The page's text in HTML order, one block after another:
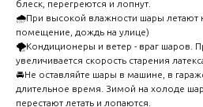
блеск, перегреются и лопнут.
🌧️При высокой влажности шары летают
помещение, дождь на улице)
🌪️Кондиционеры и ветер - враг шаров.
увеличивается скорость старения
🚘Не оставляйте шары в машине, в
длительное время. Зимой на холоде
перестают летать и лопаются.